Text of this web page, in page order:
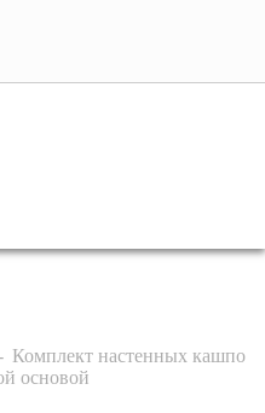
Комплект настенных кашпо
основой